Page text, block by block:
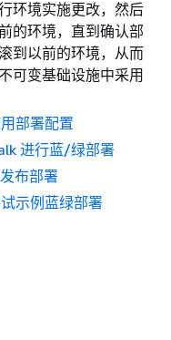
环境实施更改，然后
的环境，直到确认部
到以前的环境，从而
可变基础设施中采用
部署配置
进行蓝/绿部署
布部署
示例蓝绿部署